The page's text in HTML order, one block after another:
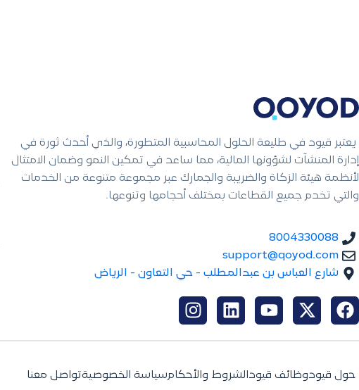
يعتبر قيود في طليعة الحلول المحاسبية المتطورة، والذي أحدث ثورة في
إدارة المنشآت لشؤونها المالية، مما ساعد في تمكين النمو وضمان الامتثال
لأنظمة هيئة الزكاة والضريبة والجمارك عبر مجموعة متنوعة من الخدمات
والتي تخدم جميع القطاعات بمختلف أحجامها وتنوعها.
8004330088
support@qoyod.com
شارع العباس بن عبدالمطلب - حي التعاون - الرياض
حول قيودوظائف قيودالشروط والأحكامسياسة الخصوصيةتواصل معنا